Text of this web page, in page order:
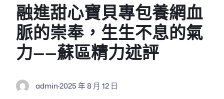
融進甜心寶貝專包養網血
脈的崇奉，生生不息的氣
力——蘇區精力述評
admin·2025 年 8 月 12 日